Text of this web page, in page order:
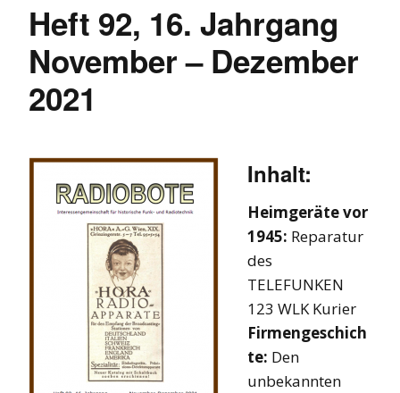
Heft 92, 16. Jahrgang
November – Dezember
2021
Inhalt:
Heimgeräte vor
1945: Reparatur
des
TELEFUNKEN
123 WLK Kurier
Firmengeschich
te: Den
unbekannten